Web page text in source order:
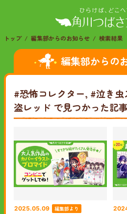
トップ 編集部からのお知らせ 検索結果
編集部からの
#恐怖コレクター, #泣き
盗レッド で見つかった記事
2025.05.09 編集部より